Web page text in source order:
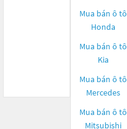
Mua bán ô tô
Honda
Mua bán ô tô
Kia
Mua bán ô tô
Mercedes
Mua bán ô tô
Mitsubishi